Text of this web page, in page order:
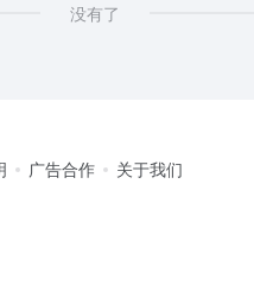
没有了
广告合作 关于我们